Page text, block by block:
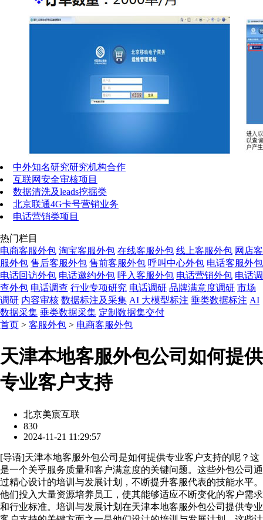
中外知名研究研究机构合作
互联网安全审核项目
数据清洗及leads挖掘类
北京联通4G卡号营销业务
电话营销类项目
热门栏目
电商客服外包 淘宝客服外包 在线客服外包 线上客服外包 网店客
服外包 售后客服外包 售前客服外包 呼叫中心外包 电话客服外包
电话回访外包 电话邀约外包 呼入客服外包 电话营销外包 电话调
查外包 电话调查 行业专项研究 电话调研 品牌满意度调研 市场
调研 内容审核 数据标注及采集 AI 大模型标注 垂类数据标注 AI
数据采集 垂类数据采集 定制数据集交付
首页 > 客服外包 > 电商客服外包
天津本地客服外包公司如何提供
专业客户支持
北京美宸互联
830
2024-11-21 11:29:57
[导语]天津本地客服外包公司是如何提供专业客户支持的呢？这
是一个关乎服务质量和客户满意度的关键问题。这些外包公司通
过精心设计的培训与发展计划，不断提升客服代表的技能水平。
他们投入大量资源培养员工，使其能够适应不断变化的客户需求
和行业标准。培训与发展计划在天津本地客服外包公司提供专业